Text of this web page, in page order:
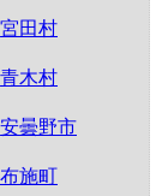
宮田村
青木村
安曇野市
施町